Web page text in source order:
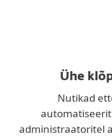
Ühe
Nutikad
administraatoritel